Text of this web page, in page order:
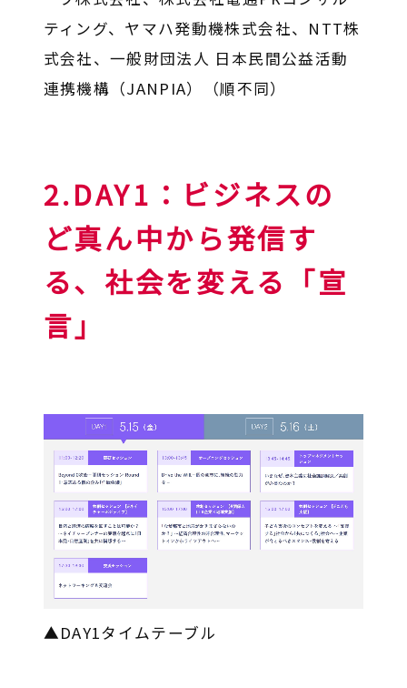
ティング、ヤマハ発動機株式会社、NTT株
式会社、一般財団法人 日本民間公益活動
連携機構（JANPIA）（順不同）
2.DAY1： ビジネスの
ど真ん中から発信す
る、社会を変える「宣
言」
▲DAY1タイムテーブル